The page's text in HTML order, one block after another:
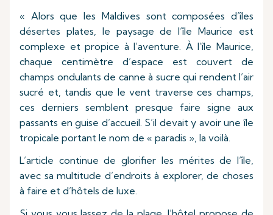
« Alors que les Maldives sont composées d’îles
désertes plates, le paysage de l’île Maurice est
complexe et propice à l’aventure. À l’île Maurice,
chaque centimètre d’espace est couvert de
champs ondulants de canne à sucre qui rendent l’air
sucré et, tandis que le vent traverse ces champs,
ces derniers semblent presque faire signe aux
passants en guise d’accueil. S’il devait y avoir une île
tropicale portant le nom de « paradis », la voilà.
L’article continue de glorifier les mérites de l’île,
avec sa multitude d’endroits à explorer, de choses
à faire et d’hôtels de luxe.